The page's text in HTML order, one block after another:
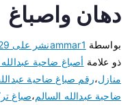
دهان واصباغ
بواسطة ammar1نشر على 29 مايو،
ذو علامة أصباغ ضاحية عبدالله
منازل،رقم صباغ ضاحية
ضاحية عبدالله السالم،صباغ